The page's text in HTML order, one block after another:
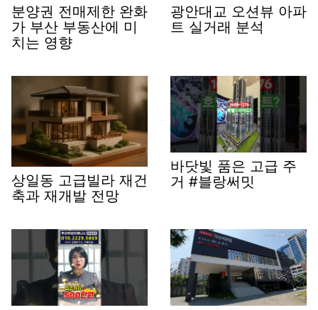
분양권 전매제한 완화
가 부산 부동산에 미
치는 영향
광안대교 오션뷰 아파
트 실거래 분석
상일동 고급빌라 재건
축과 재개발 전망
바닷빛 품은 고급 주
거 #블랑써밋